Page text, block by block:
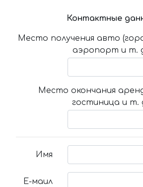
Контактные
Место получения авто
аэропорт и т.
Место окончания
гостиница и т.
Имя
Е-маил